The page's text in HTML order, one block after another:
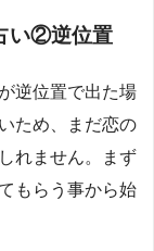
い②逆位置
逆位置で出た場
ため、まだ恋の
れません。まず
もらう事から始